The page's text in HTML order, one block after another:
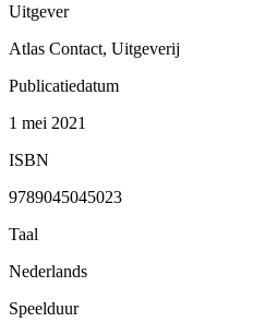
Uitgever
Atlas Contact, Uitgeverij
Publicatiedatum
1 mei 2021
ISBN
9789045045023
Taal
Nederlands
Speelduur